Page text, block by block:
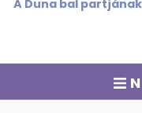
A Duna bal